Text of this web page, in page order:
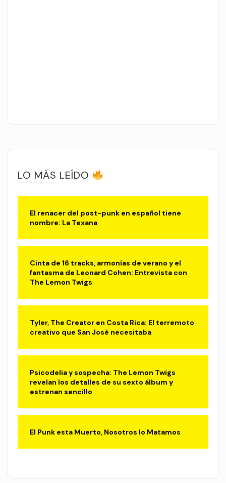
LO MÁS LEÍDO
El renacer del post-punk en español tiene
nombre: La Texana
Cinta de 16 tracks, armonías de verano y el
fantasma de Leonard Cohen: Entrevista con
The Lemon Twigs
Tyler, The Creator en Costa Rica: El terremoto
creativo que San José necesitaba
Psicodelia y sospecha: The Lemon Twigs
revelan los detalles de su sexto álbum y
estrenan sencillo
El Punk esta Muerto, Nosotros lo Matamos